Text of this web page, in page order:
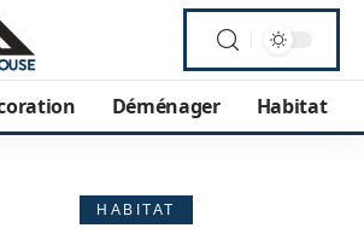
Déménager Habitat
HABITAT